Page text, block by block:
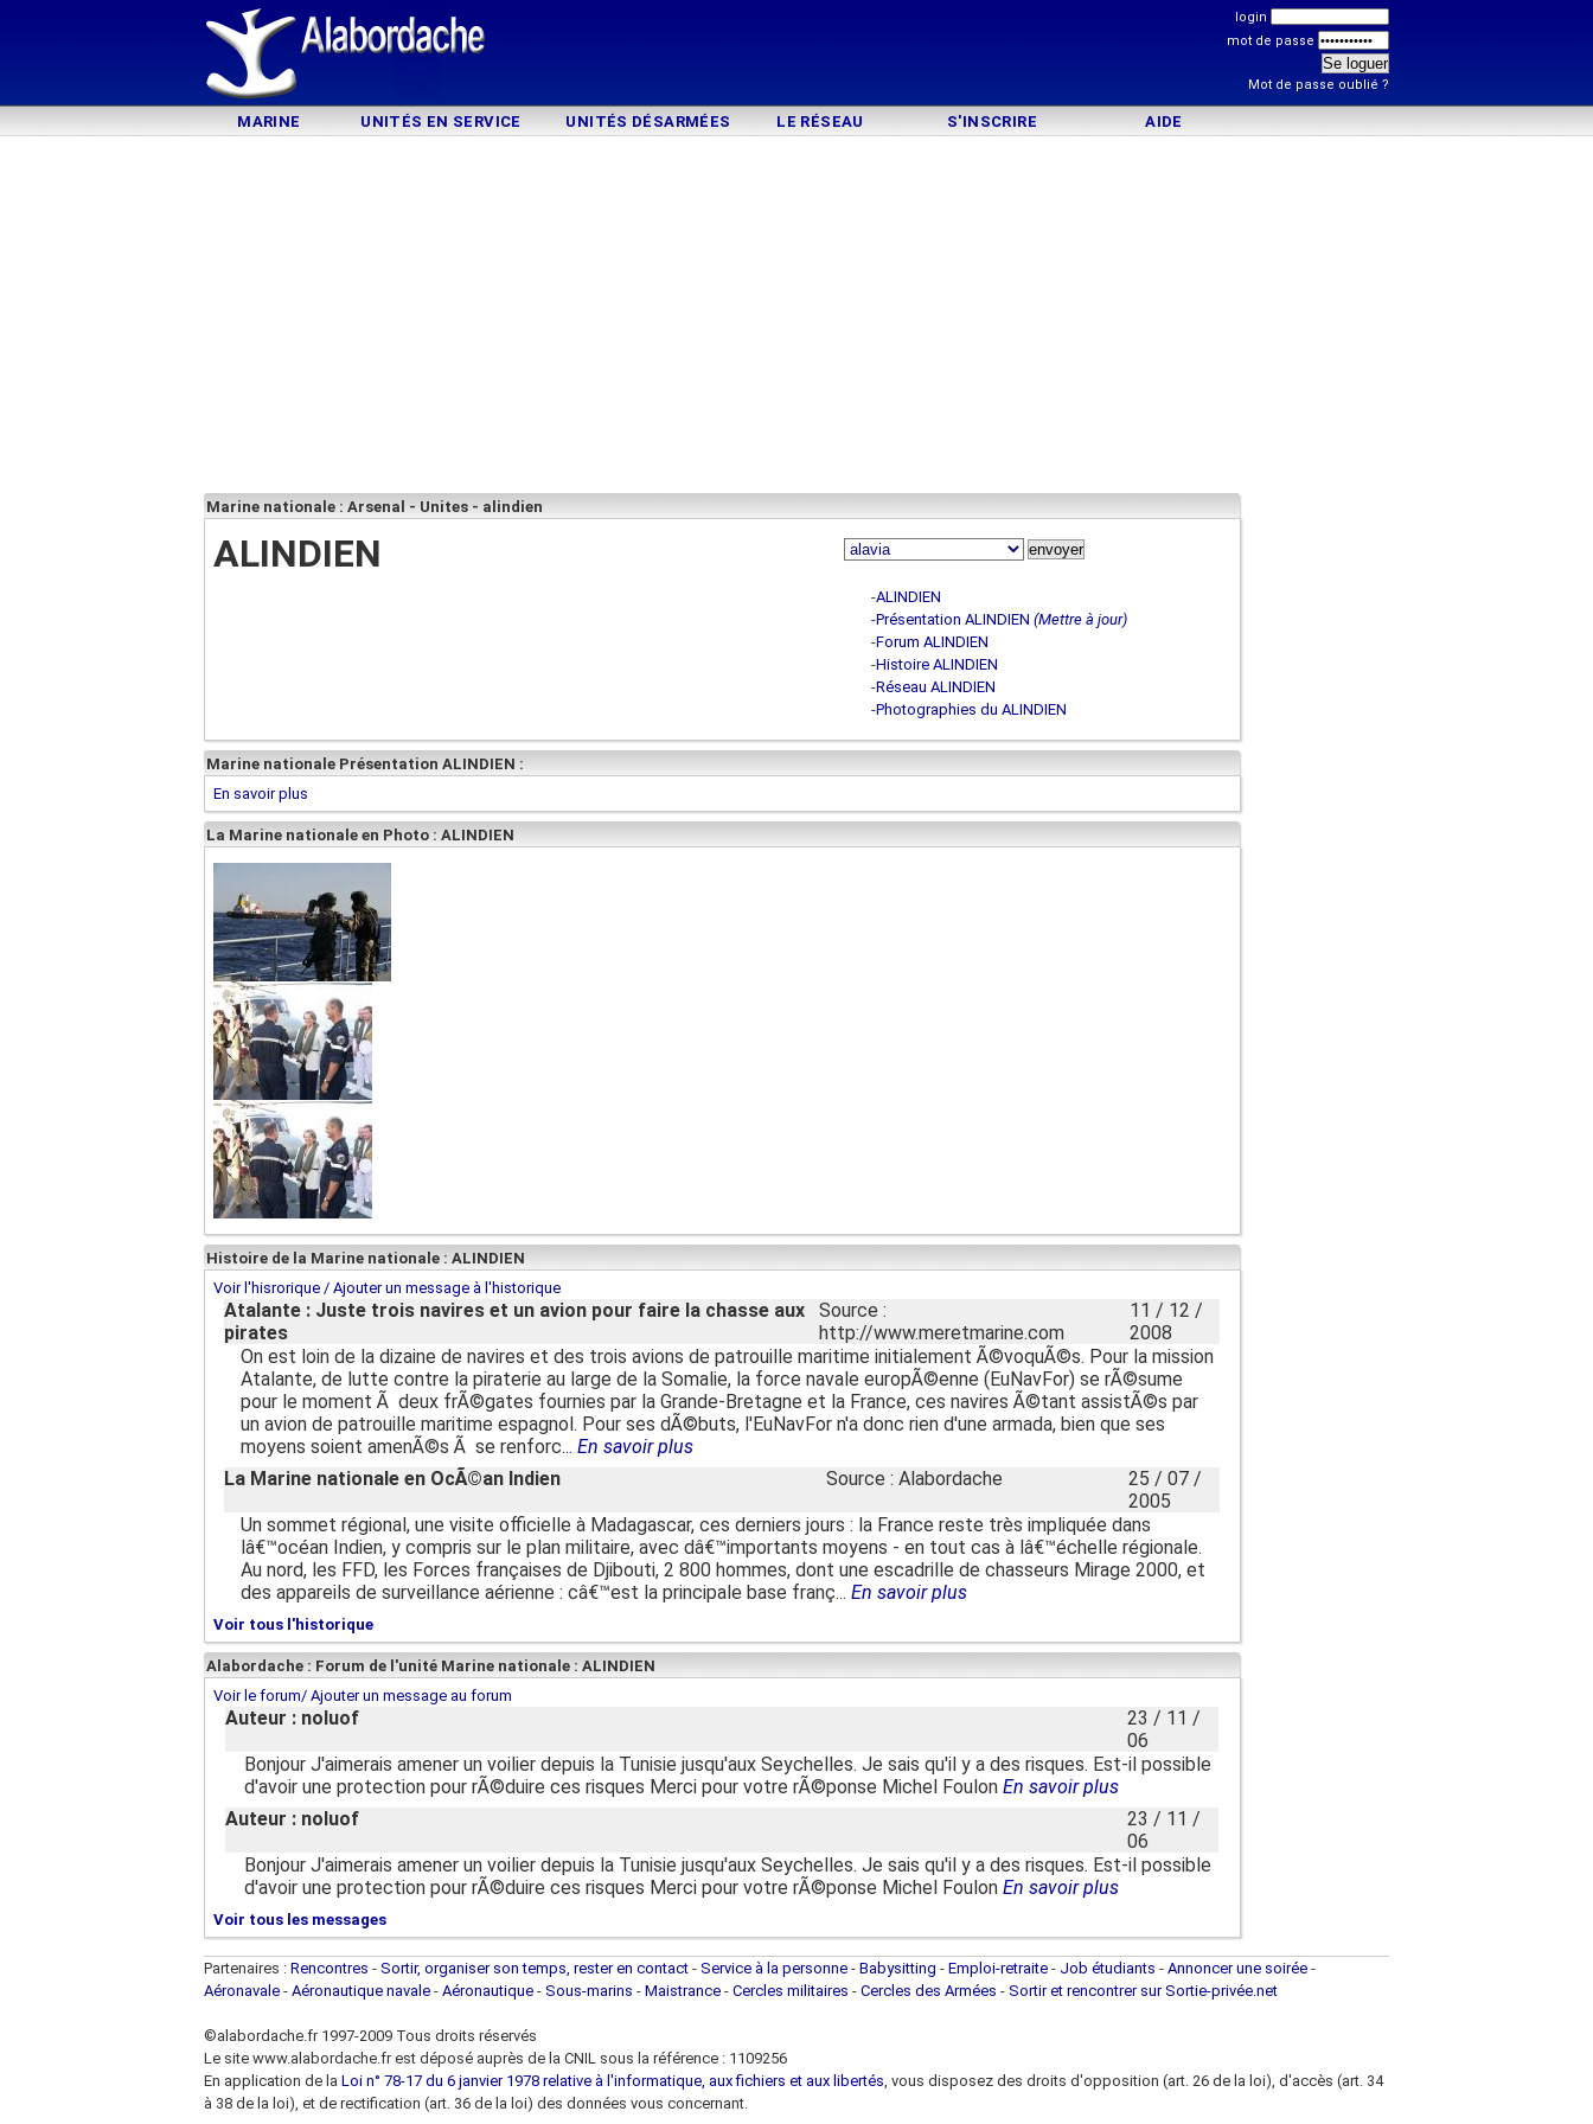
login
mot de passe
Mot de passe oublié ?
MARINE UNITÉS EN SERVICE UNITÉS DÉSARMÉES LE RÉSEAU S'INSCRIRE AIDE
Marine nationale : Arsenal - Unites - alindien
ALINDIEN
-ALINDIEN
-Présentation ALINDIEN (Mettre à jour)
-Forum ALINDIEN
-Histoire ALINDIEN
-Réseau ALINDIEN
-Photographies du ALINDIEN
Marine nationale Présentation ALINDIEN :
En savoir plus
La Marine nationale en Photo : ALINDIEN
Histoire de la Marine nationale : ALINDIEN
Voir l'hisrorique / Ajouter un message à l'historique
Atalante : Juste trois navires et un avion pour faire la chasse aux
pirates
Source :
http://www.meretmarine.com
11 / 12 /
2008
On est loin de la dizaine de navires et des trois avions de patrouille maritime initialement Ã©voquÃ©s. Pour la mission
Atalante, de lutte contre la piraterie au large de la Somalie, la force navale europÃ©enne (EuNavFor) se rÃ©sume
pour le moment Ã deux frÃ©gates fournies par la Grande-Bretagne et la France, ces navires Ã©tant assistÃ©s par
un avion de patrouille maritime espagnol. Pour ses dÃ©buts, l'EuNavFor n'a donc rien d'une armada, bien que ses
moyens soient amenÃ©s Ã se renforc... En savoir plus
La Marine nationale en OcÃ©an Indien
Source : Alabordache
25 / 07 /
2005
Un sommet régional, une visite officielle à Madagascar, ces derniers jours : la France reste très impliquée dans
lâ€™océan Indien, y compris sur le plan militaire, avec dâ€™importants moyens - en tout cas à lâ€™échelle régionale.
Au nord, les FFD, les Forces françaises de Djibouti, 2 800 hommes, dont une escadrille de chasseurs Mirage 2000, et
des appareils de surveillance aérienne : câ€™est la principale base franç... En savoir plus
Voir tous l'historique
Alabordache : Forum de l'unité Marine nationale : ALINDIEN
Voir le forum/ Ajouter un message au forum
Auteur : noluof
23 / 11 /
06
Bonjour J'aimerais amener un voilier depuis la Tunisie jusqu'aux Seychelles. Je sais qu'il y a des risques. Est-il possible
d'avoir une protection pour rÃ©duire ces risques Merci pour votre rÃ©ponse Michel Foulon En savoir plus
Auteur : noluof
23 / 11 /
06
Bonjour J'aimerais amener un voilier depuis la Tunisie jusqu'aux Seychelles. Je sais qu'il y a des risques. Est-il possible
d'avoir une protection pour rÃ©duire ces risques Merci pour votre rÃ©ponse Michel Foulon En savoir plus
Voir tous les messages
Partenaires : Rencontres - Sortir, organiser son temps, rester en contact - Service à la personne - Babysitting - Emploi-retraite - Job étudiants - Annoncer une soirée -
Aéronavale - Aéronautique navale - Aéronautique - Sous-marins - Maistrance - Cercles militaires - Cercles des Armées - Sortir et rencontrer sur Sortie-privée.net
©alabordache.fr 1997-2009 Tous droits réservés
Le site www.alabordache.fr est déposé auprès de la CNIL sous la référence : 1109256
En application de la Loi n° 78-17 du 6 janvier 1978 relative à l'informatique, aux fichiers et aux libertés, vous disposez des droits d'opposition (art. 26 de la loi), d'accès (art. 34
à 38 de la loi), et de rectification (art. 36 de la loi) des données vous concernant.